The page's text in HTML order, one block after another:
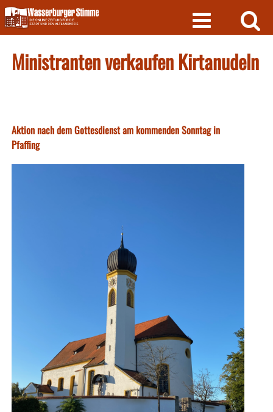
Skip
to
content
Ministranten verkaufen Kirtanudeln
Aktion nach dem Gottesdienst am kommenden Sonntag in
Pfaffing